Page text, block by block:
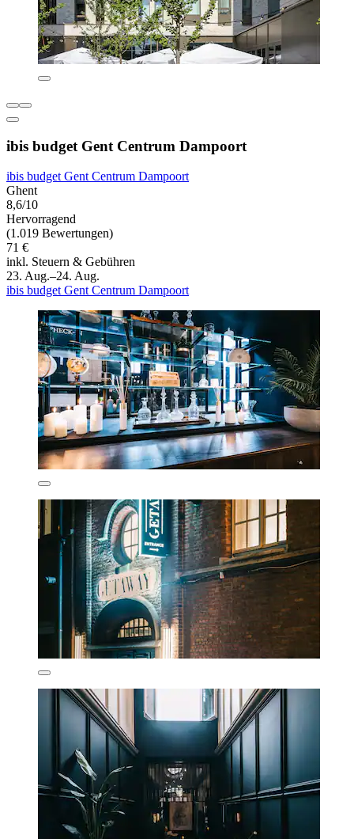
ibis budget Gent Centrum Dampoort
ibis budget Gent Centrum Dampoort
Ghent
8,6/10
Hervorragend
(1.019 Bewertungen)
71 €
inkl. Steuern & Gebühren
23. Aug.–24. Aug.
ibis budget Gent Centrum Dampoort